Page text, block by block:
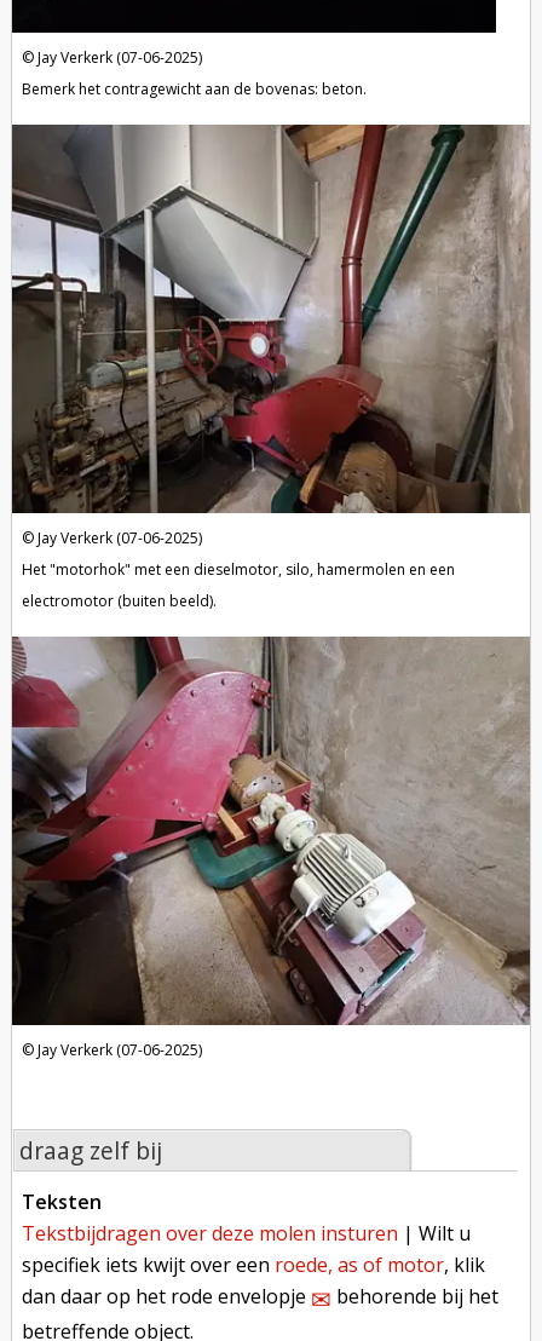
Jay Verkerk (07-06-2025)
Bemerk het contragewicht aan de bovenas: beton.
Jay Verkerk (07-06-2025)
Het "motorhok" met een dieselmotor, silo, hamermolen en een
electromotor (buiten beeld).
Jay Verkerk (07-06-2025)
draag zelf bij
teksten
tekstbijdragen over deze molen insturen | Wilt u
specifiek iets kwijt over een roede, as of motor, klik
dan daar op het rode envelopje ✉︎ behorende bij het
betreffende object.